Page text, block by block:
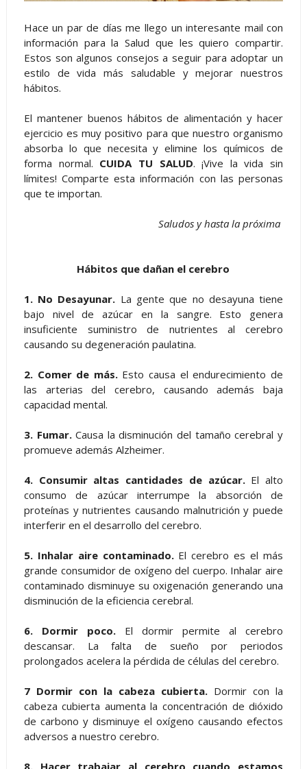
Hace un par de días me llego un interesante mail con
información para la Salud que les quiero compartir.
Estos son algunos consejos a seguir para adoptar un
estilo de vida más saludable y mejorar nuestros
hábitos.
El mantener buenos hábitos de alimentación y hacer
ejercicio es muy positivo para que nuestro organismo
absorba lo que necesita y elimine los químicos de
forma normal. CUIDA TU SALUD. ¡Vive la vida sin
límites! Comparte esta información con las personas
que te importan.
Saludos y hasta la próxima
Hábitos que dañan el cerebro
1. No Desayunar. La gente que no desayuna tiene
bajo nivel de azúcar en la sangre. Esto genera
insuficiente suministro de nutrientes al cerebro
causando su degeneración paulatina.
2. Comer de más.Esto causa el endurecimiento de
las arterias del cerebro, causando además baja
capacidad mental.
3. Fumar.Causa la disminución del tamaño cerebral y
promueve además Alzheimer.
4. Consumir altas cantidades de azúcar.El alto
consumo de azúcar interrumpe la absorción de
proteínas y nutrientes causando malnutrición y puede
interferir en el desarrollo del cerebro.
5. Inhalar aire contaminado.El cerebro es el más
grande consumidor de oxígeno del cuerpo. Inhalar aire
contaminado disminuye su oxigenación generando una
disminución de la eficiencia cerebral.
6. Dormir poco.El dormir permite al cerebro
descansar. La falta de sueño por periodos
prolongados acelera la pérdida de células del cerebro.
7 Dormir con la cabeza cubierta. Dormir con la
cabeza cubierta aumenta la concentración de dióxido
de carbono y disminuye el oxígeno causando efectos
adversos a nuestro cerebro.